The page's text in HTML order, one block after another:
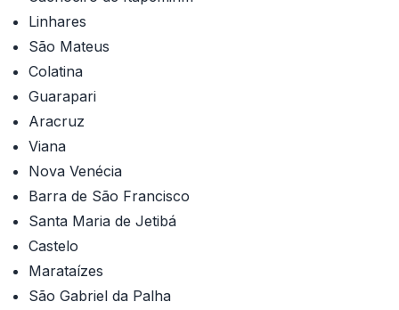
Linhares
São Mateus
Colatina
Guarapari
Aracruz
Viana
Nova Venécia
Barra de São Francisco
Santa Maria de Jetibá
Castelo
Marataízes
São Gabriel da Palha